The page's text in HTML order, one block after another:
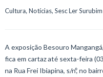
Cultura, Notícias, Sesc Ler Surubim
A exposição Besouro
fica em cartaz até sexta-feira
na Rua Frei Ibiapina, s/nº, no